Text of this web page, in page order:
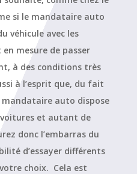
si le mandataire auto
véhicule avec les
mesure de passer
à des conditions très
à l’esprit que, du fait
mandataire auto dispose
et autant de
donc l’embarras du
d’essayer différents
choix. Cela est